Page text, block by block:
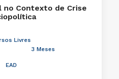
no Contexto de Crise
Livres
3 Meses
EAD